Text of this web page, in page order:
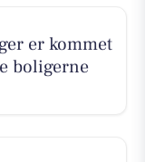
er kommet
boligerne